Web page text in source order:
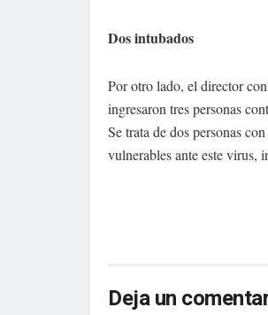
Dos intubados
Por otro lado, el director
ingresaron tres personas
Se trata de dos personas
vulnerables ante este virus,
Deja un